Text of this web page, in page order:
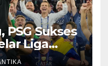
PSG Sukses
Liga